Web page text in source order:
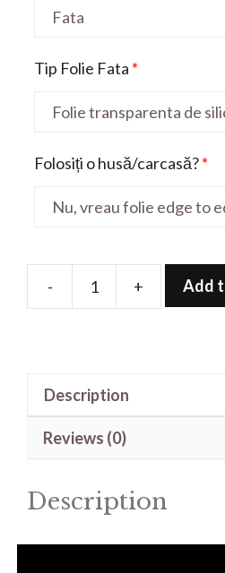
Tip Folie Fata *
Folosiți o husă/carcasă?*
-
Folie
+ Add
Description
Reviews (0)
Description